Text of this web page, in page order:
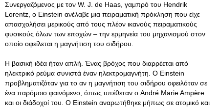
Συνεργαζόμενος με τον W. J. de Haas, γαμπρό του Hendrik
Lorentz, ο Einstein ανέλαβε μια πειραματική πρόκληση που είχε
απασχολήσει μερικούς από τους πλέον ικανούς πειραματικούς
φυσικούς όλων των εποχών – την ερμηνεία του μηχανισμού στον
οποίο οφείλεται η μαγνήτιση του σιδήρου.
Η βασική ιδέα ήταν απλή. Ένας βρόχος που διαρρέεται από
ηλεκτρικό ρεύμα συνιστά έναν ηλεκτρομαγνήτη. Ο Einstein
προβληματιζόταν για το αν η μαγνήτιση του σιδήρου οφειλόταν σε
ένα παρόμοιο φαινόμενο, όπως υπέθεταν ο André Marie Ampère
και οι διάδοχοί του. Ο Einstein αναρωτήθηκε μήπως σε ατομικό και